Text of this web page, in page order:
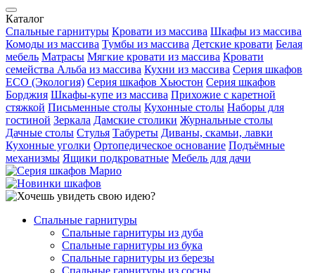
Каталог
Спальные гарнитуры Кровати из массива Шкафы из массива
Комоды из массива Тумбы из массива Детские кровати Белая
мебель Матрасы Мягкие кровати из массива Кровати
семейства Альба из массива Кухни из массива Серия шкафов
ECO (Экология) Серия шкафов Хьюстон Серия шкафов
Борджия Шкафы-купе из массива Прихожие с каретной
стяжкой Письменные столы Кухонные столы Наборы для
гостиной Зеркала Дамские столики Журнальные столы
Дачные столы Стулья Табуреты Диваны, скамьи, лавки
Кухонные уголки Ортопедическое основание Подъёмные
механизмы Ящики подкроватные Мебель для дачи
Спальные гарнитуры
Спальные гарнитуры из дуба
Спальные гарнитуры из бука
Спальные гарнитуры из березы
Спальные гарнитуры из сосны